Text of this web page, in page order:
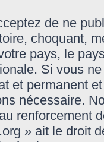
de ne
choquant,
pays, le
Si vous
et permanent
nécessaire.
renforcement
» ait le droit